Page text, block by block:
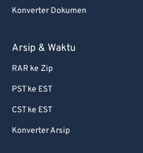
Konverter Dokumen
Arsip & Waktu
RAR ke Zip
PST ke EST
CST ke EST
Konverter Arsip